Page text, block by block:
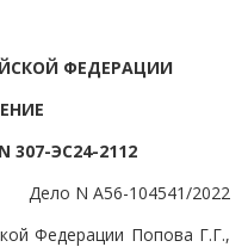
ФЕДЕРАЦИИ
307-ЭС24-2112
Дело N А56-104541/2022
Федерации Попова Г.Г.,